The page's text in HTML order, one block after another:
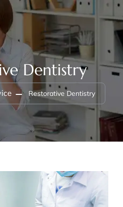
Dentistry
Restorative Dentistry